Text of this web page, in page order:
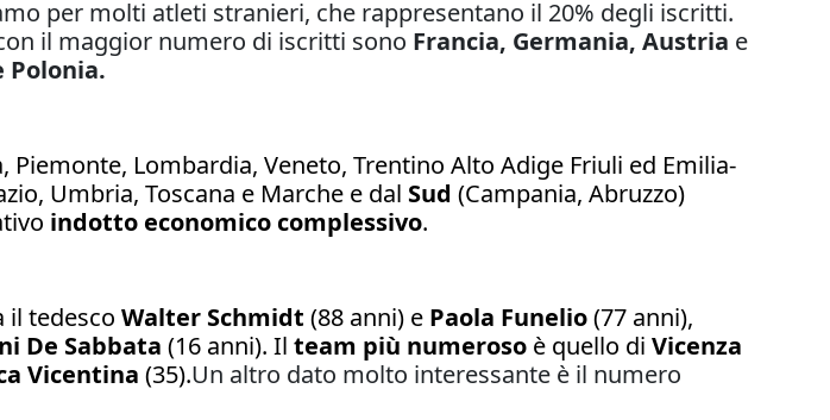
per molti atleti stranieri, che rappresentano il 20% degli iscritti.
il maggior numero di iscritti sono Francia, Germania, Austria e
Polonia.
Piemonte, Lombardia, Veneto, Trentino Alto Adige Friuli ed Emilia-
Umbria, Toscana e Marche e dal Sud (Campania, Abruzzo)
indotto economico complessivo.
il tedesco Walter Schmidt (88 anni) e Paola Funelio(77 anni),
De Sabbata (16 anni). Il team più numeroso è quello di Vicenza
Vicentina (35).Un altro dato molto interessante è il numero